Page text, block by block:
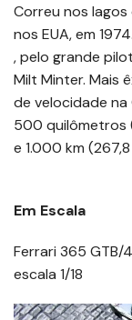
Correu nos lagos
nos EUA, em
, pelo grande
Milt Minter. Mais
de velocidade na
500 quilômetros
e 1.000 km
Em Escala
Ferrari 365 GTB/
escala 1/18